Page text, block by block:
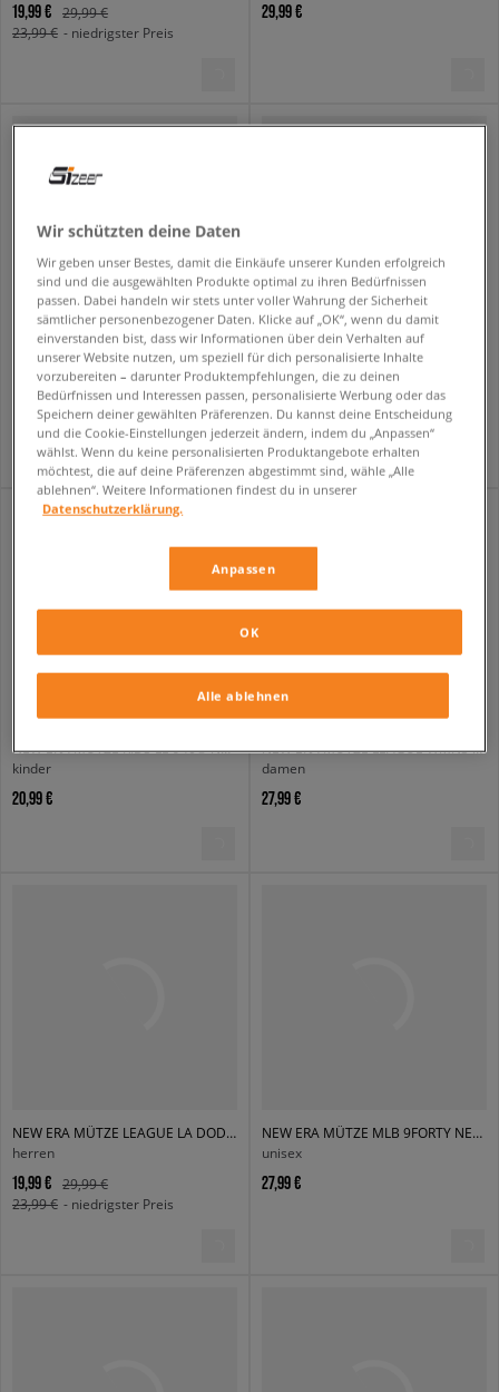
19,99 €
29,99 €
23,99 € - niedrigster Preis
29,99 €
NEW ERA MÜTZE COLOUR BLOCK 940 NYY NEW YORK YANKEES
herren
25,99 €
kinder
19,99 €
NEW ERA MÜTZE KIDS LE 940® NYY NEW YORK YANKEES NVYWHI
kinder
20,99 €
NEW ERA MÜTZE LEAGUE WMNS 9FORTY NYY BLK NEW YORK YANKEES BL
damen
27,99 €
NEW ERA MÜTZE LEAGUE LA DODGERS ESSENTIAL LA DODGERS LRY/WHI
herren
19,99 €
29,99 €
23,99 € - niedrigster Preis
NEW ERA MÜTZE MLB 9FORTY NEW YORK YANKEES NY YANKEES BLK/BLK
unisex
27,99 €
Wir schützten deine Daten
Wir geben unser Bestes, damit die Einkäufe unserer Kunden erfolgreich
sind und die ausgewählten Produkte optimal zu ihren Bedürfnissen
passen. Dabei handeln wir stets unter voller Wahrung der Sicherheit
sämtlicher personenbezogener Daten. Klicke auf „OK“, wenn du damit
einverstanden bist, dass wir Informationen über dein Verhalten auf
unserer Website nutzen, um speziell für dich personalisierte Inhalte
vorzubereiten – darunter Produktempfehlungen, die zu deinen
Bedürfnissen und Interessen passen, personalisierte Werbung oder das
Speichern deiner gewählten Präferenzen. Du kannst deine Entscheidung
und die Cookie-Einstellungen jederzeit ändern, indem du „Anpassen“
wählst. Wenn du keine personalisierten Produktangebote erhalten
möchtest, die auf deine Präferenzen abgestimmt sind, wähle „Alle
ablehnen“. Weitere Informationen findest du in unserer
Datenschutzerklärung.
Anpassen
Alle ablehnen
OK